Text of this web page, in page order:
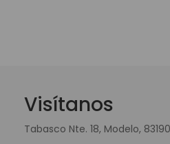
Visítanos
Tabasco Nte. 18, Modelo,